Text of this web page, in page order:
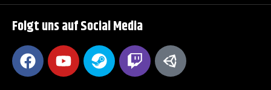
Folgt uns auf Social Media